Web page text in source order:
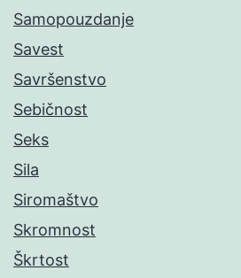
Samopouzdanje
Savest
Savršenstvo
Sebičnost
Seks
Sila
Siromaštvo
Skromnost
Škrtost